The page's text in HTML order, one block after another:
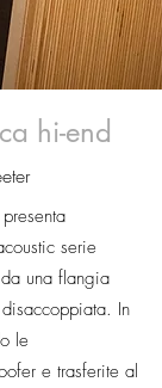
hi-end
serie
una flangia
In
le
e trasferite al